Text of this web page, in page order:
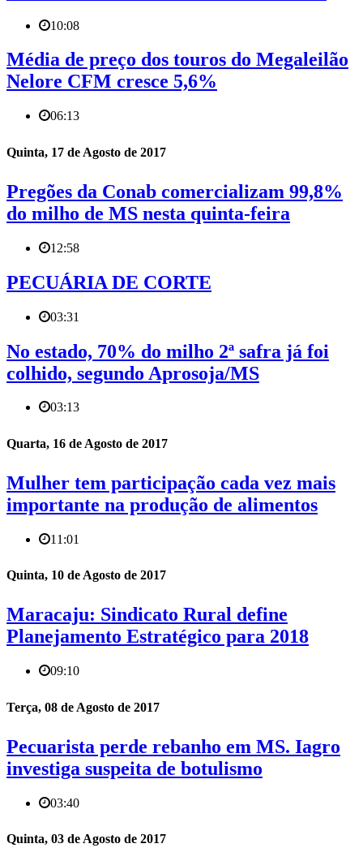
10:08
Média de preço dos touros do Megaleilão
Nelore CFM cresce 5,6%
06:13
Quinta, 17 de Agosto de 2017
Pregões da Conab comercializam 99,8%
do milho de MS nesta quinta-feira
12:58
PECUÁRIA DE CORTE
03:31
No estado, 70% do milho 2ª safra já foi
colhido, segundo Aprosoja/MS
03:13
Quarta, 16 de Agosto de 2017
Mulher tem participação cada vez mais
importante na produção de alimentos
11:01
Quinta, 10 de Agosto de 2017
Maracaju: Sindicato Rural define
Planejamento Estratégico para 2018
09:10
Terça, 08 de Agosto de 2017
Pecuarista perde rebanho em MS. Iagro
investiga suspeita de botulismo
03:40
Quinta, 03 de Agosto de 2017